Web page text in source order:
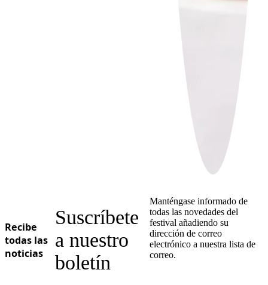
Recibe
todas las
noticias
Suscríbete
a nuestro
boletín
Manténgase informado de
todas las novedades del
festival añadiendo su
dirección de correo
electrónico a nuestra lista de
correo.